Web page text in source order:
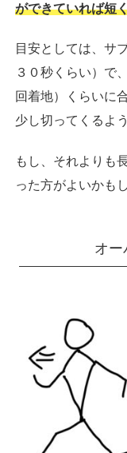
ができていれば短
目安としては、サ
３０秒くらい）で
回着地）くらいに
少し切ってくるよ
もし、それよりも
った方がよいかも
オー